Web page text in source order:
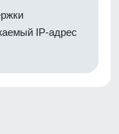
IP-адрес